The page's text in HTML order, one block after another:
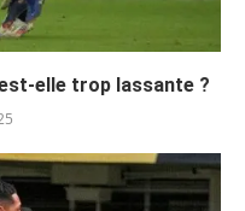
elle trop lassante ?